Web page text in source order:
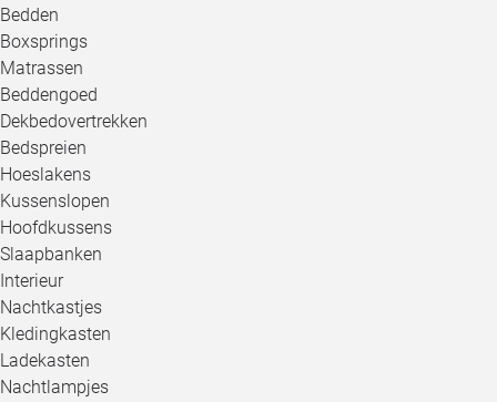
Bedden
Boxsprings
Matrassen
Beddengoed
Dekbedovertrekken
Bedspreien
Hoeslakens
Kussenslopen
Hoofdkussens
Slaapbanken
Interieur
Nachtkastjes
Kledingkasten
Ladekasten
Nachtlampjes